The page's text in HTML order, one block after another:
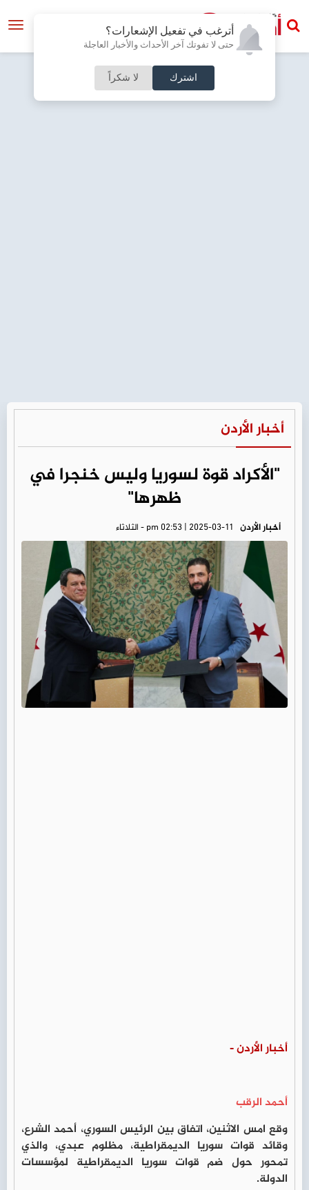
أترغب في تفعيل الإشعارات؟
حتى لا تفوتك آخر الأحداث والأخبار العاجلة
اشترك لا شكراً
أخبار الأردن
"الأكراد قوة لسوريا وليس خنجرا في
ظهرها"
أخبار الأردن pm 02:53 | 2025-03-11 - الثلاثاء
أخبار الأردن -
أحمد الرقب
وقع امس الاثنين، اتفاق بين الرئيس السوري، أحمد الشرع،
وقائد قوات سوريا الديمقراطية، مظلوم عبدي، والذي
تمحور حول ضم قوات سوريا الديمقراطية لمؤسسات
الدولة.